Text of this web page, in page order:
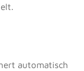
automatisch